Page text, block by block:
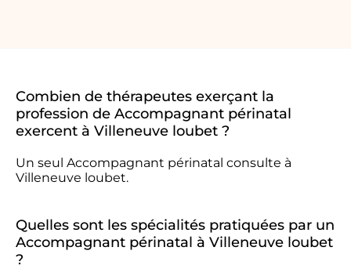
Combien de thérapeutes exerçant la
profession de Accompagnant périnatal
exercent à Villeneuve loubet ?
Un seul Accompagnant périnatal consulte à
Villeneuve loubet.
Quelles sont les spécialités pratiquées par un
Accompagnant périnatal à Villeneuve loubet
?